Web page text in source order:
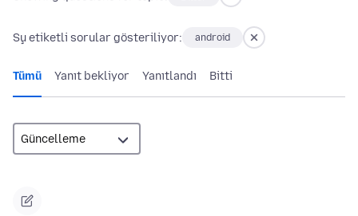
Şu etiketli sorular gösteriliyor: android
Tümü Yanıt bekliyor Yanıtlandı Bitti